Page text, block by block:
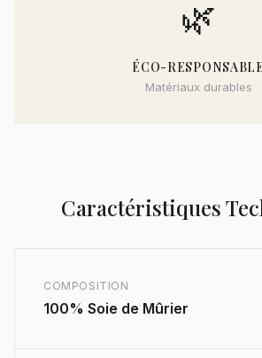
🌿
ÉCO-RESPONSABLE
Matériaux durables
Caractéristiques
COMPOSITION
100% Soie de Mûrier